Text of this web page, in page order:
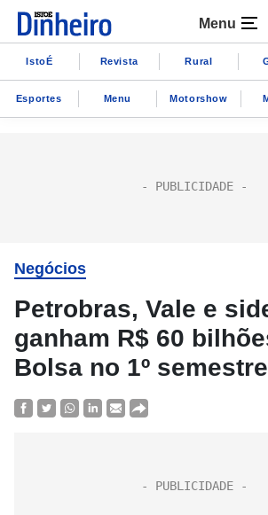
Menu
IstoÉ Revista Rural
Esportes Menu Motorshow
Negócios
Petrobras, Vale e
ganham R$ 60
Bolsa no 1º semestre